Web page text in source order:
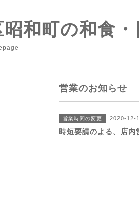
昭和町の和食
営業のお知らせ
営業時間の変更 2020-12-
時短要請のよる、店内